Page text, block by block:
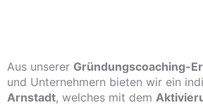
Aus unserer Gründungscoaching-
und Unternehmern bieten wir ein
Arnstadt, welches mit dem